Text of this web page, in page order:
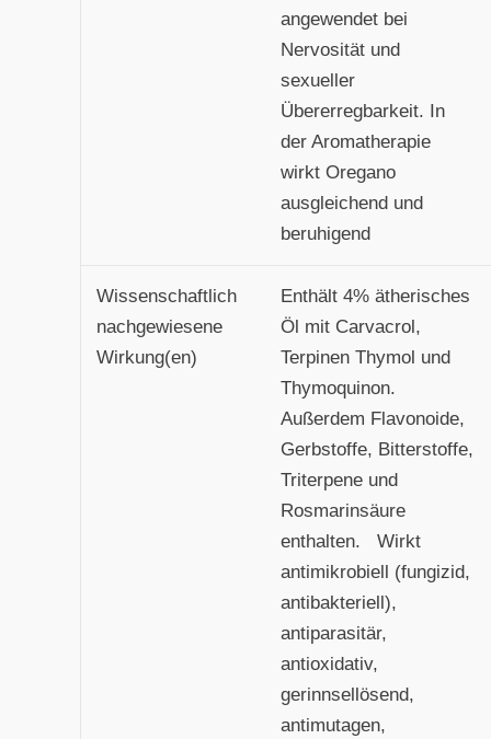
angewendet bei
Nervosität und
sexueller
Übererregbarkeit. In
der Aromatherapie
wirkt Oregano
ausgleichend und
beruhigend
Wissenschaftlich
nachgewiesene
Wirkung(en)
Enthält 4% ätherisches
Öl mit Carvacrol,
Terpinen Thymol und
Thymoquinon.
Außerdem Flavonoide,
Gerbstoffe, Bitterstoffe,
Triterpene und
Rosmarinsäure
enthalten. Wirkt
antimikrobiell (fungizid,
antibakteriell),
antiparasitär,
antioxidativ,
gerinnsellösend,
antimutagen,